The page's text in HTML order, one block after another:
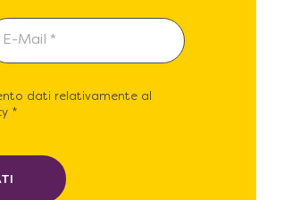
dati relativamente al
*